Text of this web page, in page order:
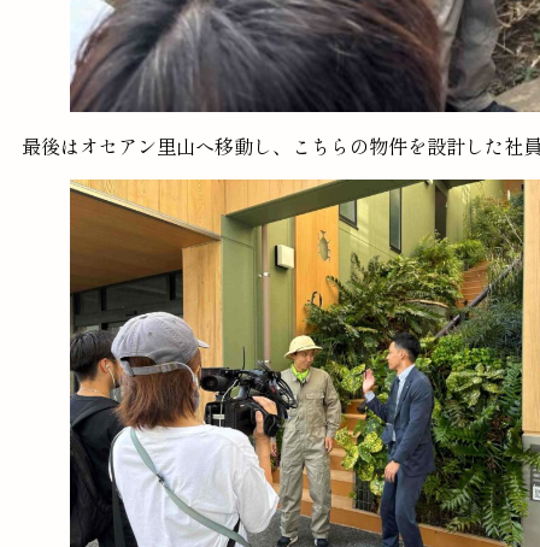
最後はオセアン里山へ移動し、こちらの物件を設計した社